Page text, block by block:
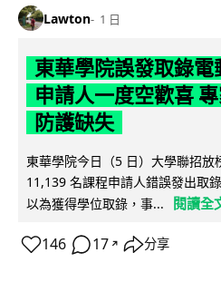
Lawton 1 日
東華學院誤發取錄電
申請人一度空歡喜
防護缺失
東華學院今日（5 日）大學聯招
11,139 名課程申請人錯誤發出取
以為獲得學位取錄，事...
閱讀全
146 17 ↗ 分享